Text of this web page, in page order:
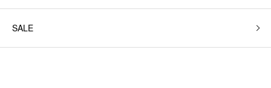
SALE